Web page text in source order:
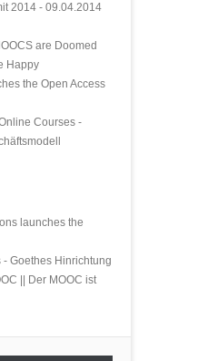
2014 - 09.04.2014
are Doomed
Happy
the Open Access
Courses -
launches the
- Goethes Hinrichtung
|| Der MOOC ist